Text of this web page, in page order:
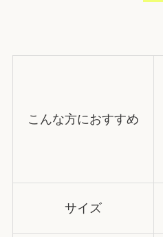
こんな方におすすめ
サイズ